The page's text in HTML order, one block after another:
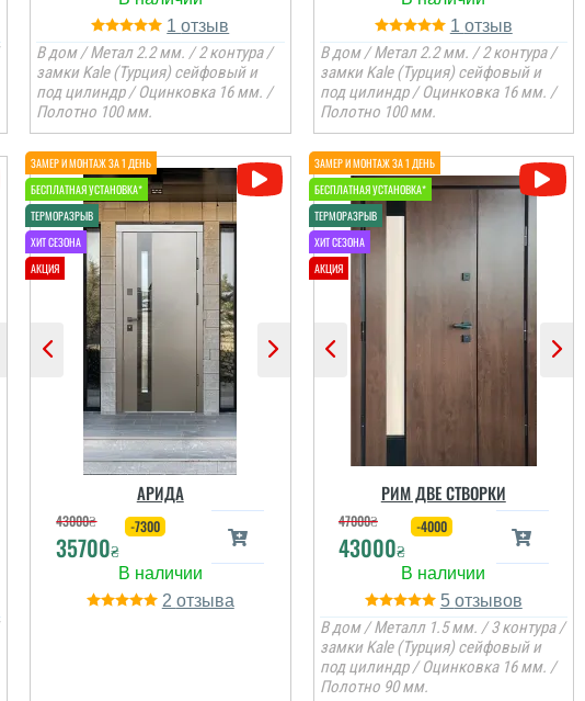
1
В дом / Метал 2.2 мм. / 2 контура /
замки Kale (Турция) сейфовый и
под цилиндр / Оцинковка 16 мм. /
Полотно 100 мм.
1
В дом / Метал 2.2 мм. / 2 контура /
замки Kale (Турция) сейфовый и
под цилиндр / Оцинковка 16 мм. /
Полотно 100 мм.
АРИДА
43000₴
35700₴
-7300
2
РИМ ДВЕ СТВОРКИ
47000₴
43000₴
-4000
5
В дом / Металл 1.5 мм. / 3 контура /
замки Kale (Турция) сейфовый и
под цилиндр / Оцинковка 16 мм. /
Полотно 90 мм.